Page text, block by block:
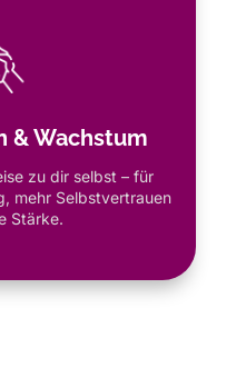
& Wachstum
zu dir selbst – für
mehr Selbstvertrauen
Stärke.